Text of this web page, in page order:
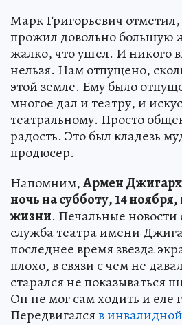
Марк Григорьевич отметил,
прожил довольно большую
жалко, что ушел. И никого
нельзя. Нам отпущено,
этой земле. Ему было
многое дал и театру, и
театральному. Просто
радость. Это был кладезь
продюсер.
Напомним,Армен
ночь на субботу, 14 ноября,
жизни. Печальные
служба театра имени
последнее время звезда
плохо, в связи с чем не
старался не показываться
Он не мог сам ходить и еле
Передвигалсяв